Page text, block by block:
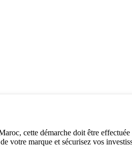
cette démarche doit être
votre marque et sécurisez vos